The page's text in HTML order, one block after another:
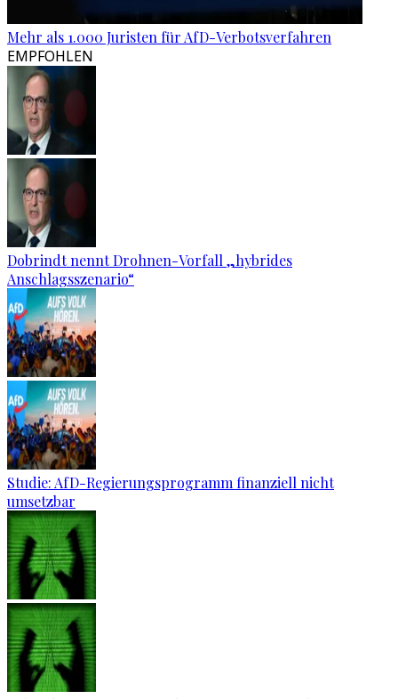
Mehr als 1.000 Juristen für AfD-Verbotsverfahren
EMPFOHLEN
Dobrindt nennt Drohnen-Vorfall „hybrides
Anschlagsszenario“
Studie: AfD-Regierungsprogramm finanziell nicht
umsetzbar